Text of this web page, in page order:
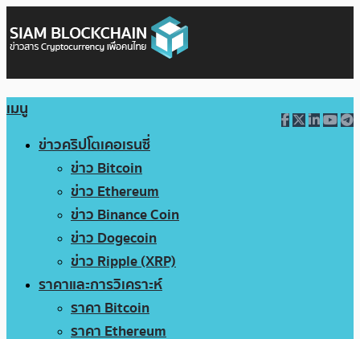
เมนู
ข่าวคริปโตเคอเรนซี่
ข่าว Bitcoin
ข่าว Ethereum
ข่าว Binance Coin
ข่าว Dogecoin
ข่าว Ripple (XRP)
ราคาและการวิเคราะห์
ราคา Bitcoin
ราคา Ethereum